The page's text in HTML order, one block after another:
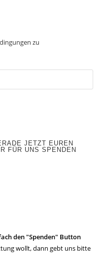
zu
JETZT EUREN
FÜR UNS SPENDEN
den "Spenden" Button
wollt, dann gebt uns bitte